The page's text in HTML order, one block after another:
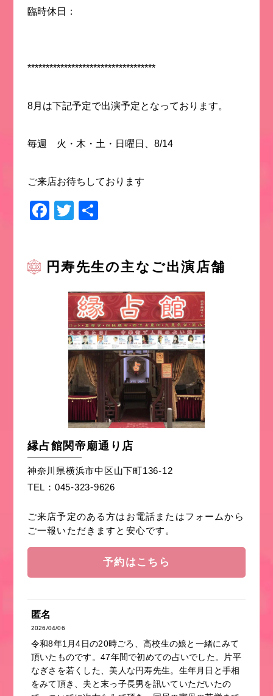
臨時休日：
***********************************
8月は下記予定で出演予定となっております。
毎週 火・木・土・日曜日、8/14
ご来店お待ちしております
Facebook
Twitter
円寿先生の主なご出演店舗
縁占館関帝廟通り店
神奈川県横浜市中区山下町136-12
TEL：045-323-9626
ご来店予定のある方はお電話またはフォームから
ご一報いただきますと安心です。
予約はこちら
匿名
2026/04/06
令和8年1月4日の20時ごろ、高校生の娘と一緒にみて
頂いたものです。47年間で初めての占いでした。片平
なぎさを若くした、美人な円寿先生。生年月日と手相
をみて頂き、夫と末っ子長男を訊いていただいたの